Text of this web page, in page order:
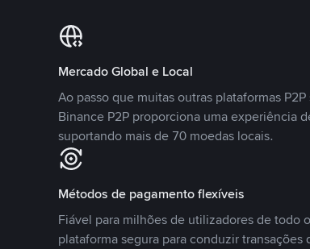
Mercado Global e Local
Ao passo que muitas outras plataformas
Binance P2P proporciona uma experiência
suportando mais de 70 moedas locais.
Métodos de pagamento flexíveis
Fiável para milhões de utilizadores de todo
plataforma segura para conduzir